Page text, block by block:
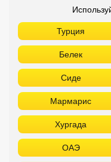
Турция
Белек
Сиде
Мармарис
Хургада
ОАЭ